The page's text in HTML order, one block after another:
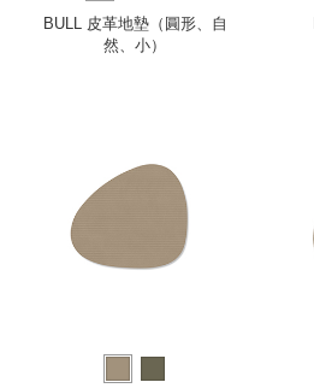
BULL 皮革地墊（圓形、自
然、小）